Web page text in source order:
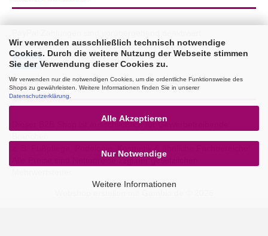
Wir verwenden ausschließlich technisch notwendige
Cookies. Durch die weitere Nutzung der Webseite stimmen
Sie der Verwendung dieser Cookies zu.
Wir verwenden nur die notwendigen Cookies, um die ordentliche Funktionsweise des
Shops zu gewährleisten. Weitere Informationen finden Sie in unserer
Datenschutzerklärung
Alle Akzeptieren
Nur Notwendige
Weitere Informationen
Sie erhalten 3% Rabatt per Bank Überweisung!
B2B
Dieser B2B Shop ist ausschließlich für Gewerbetreibende
Alle Preise sind Nettopreise zzgl.der gesetzlichen